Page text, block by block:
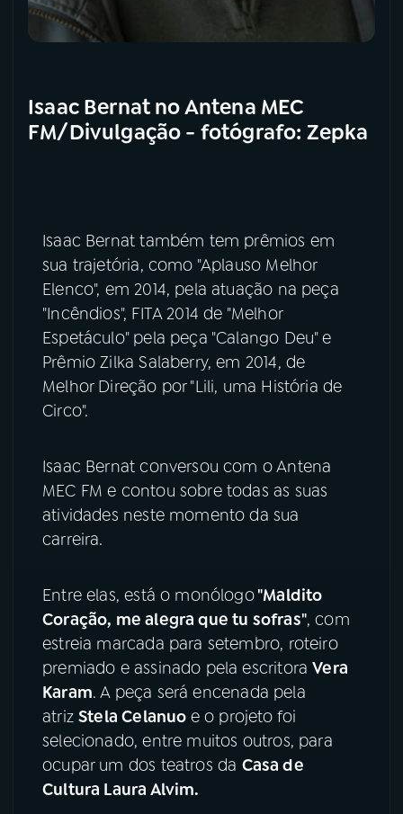
Isaac Bernat no Antena MEC
FM/Divulgação - fotógrafo: Zepka
Isaac Bernat também tem prêmios em
sua trajetória, como "Aplauso Melhor
Elenco", em 2014, pela atuação na peça
"Incêndios", FITA 2014 de "Melhor
Espetáculo" pela peça "Calango Deu" e
Prêmio Zilka Salaberry, em 2014, de
Melhor Direção por "Lili, uma História de
Circo".
Isaac Bernat conversou com o Antena
MEC FM e contou sobre todas as suas
atividades neste momento da sua
carreira.
Entre elas, está o monólogo"Maldito
Coração, me alegra que tu sofras", com
estreia marcada para setembro, roteiro
premiado e assinado pela escritoraVera
Karam. A peça será encenada pela
atrizStela Celanuo e o projeto foi
selecionado, entre muitos outros, para
ocupar um dos teatros da Casa de
Cultura Laura Alvim.